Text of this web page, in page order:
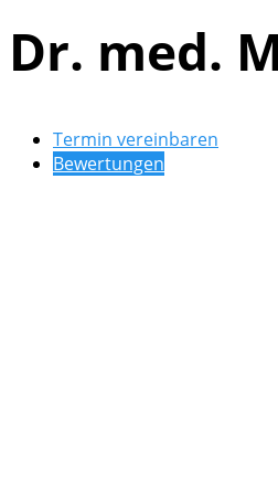
Dr. med.
Termin vereinbaren
Bewertungen